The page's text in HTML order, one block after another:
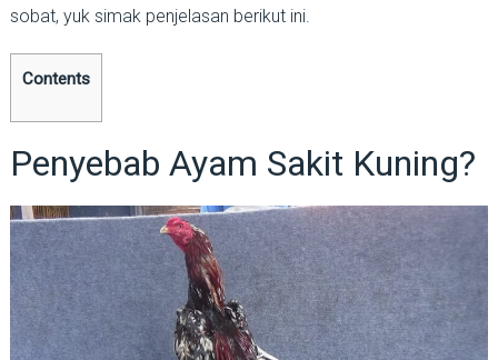
sobat, yuk simak penjelasan berikut ini.
Contents
Penyebab Ayam Sakit Kuning?